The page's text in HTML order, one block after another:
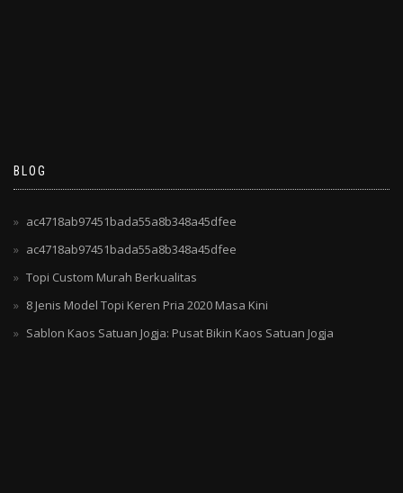
BLOG
ac4718ab97451bada55a8b348a45dfee
ac4718ab97451bada55a8b348a45dfee
Topi Custom Murah Berkualitas
8 Jenis Model Topi Keren Pria 2020 Masa Kini
Sablon Kaos Satuan Jogja: Pusat Bikin Kaos Satuan Jogja